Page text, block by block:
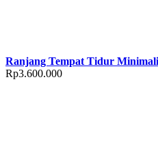
Ranjang Tempat Tidur
Rp3.600.000